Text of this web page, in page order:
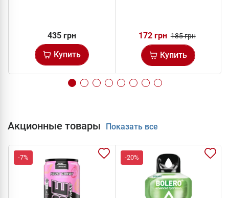
435 грн
Купить
172 грн 185 грн
Купить
Акционные товары Показать все
-7% -20%